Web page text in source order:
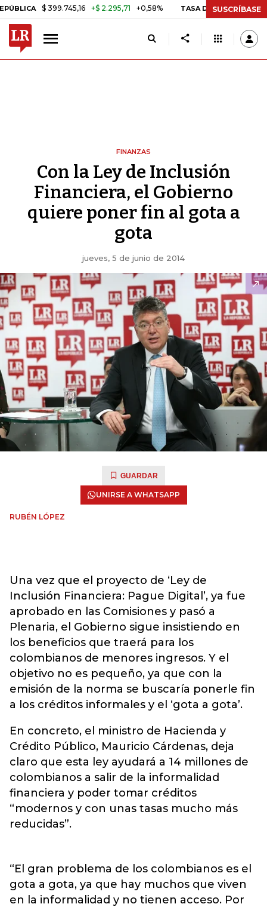
$ 399.745,16 +$ 2.295,71 +0,58% TASA DE USURA CRÉDITO
SUSCRÍBASE
FINANZAS
Con la Ley de Inclusión
Financiera, el Gobierno
quiere poner fin al gota a
gota
jueves, 5 de junio de 2014
GUARDAR
UNIRSE A WHATSAPP
RUBÉN LÓPEZ
Una vez que el proyecto de ‘Ley de
Inclusión Financiera: Pague Digital’, ya fue
aprobado en las Comisiones y pasó a
Plenaria, el Gobierno sigue insistiendo en
los beneficios que traerá para los
colombianos de menores ingresos. Y el
objetivo no es pequeño, ya que con la
emisión de la norma se buscaría ponerle fin
a los créditos informales y el ‘gota a gota’.
En concreto, el ministro de Hacienda y
Crédito Público, Mauricio Cárdenas, deja
claro que esta ley ayudará a 14 millones de
colombianos a salir de la informalidad
financiera y poder tomar créditos
“modernos y con unas tasas mucho más
reducidas”.
“El gran problema de los colombianos es el
gota a gota, ya que hay muchos que viven
en la informalidad y no tienen acceso. Por